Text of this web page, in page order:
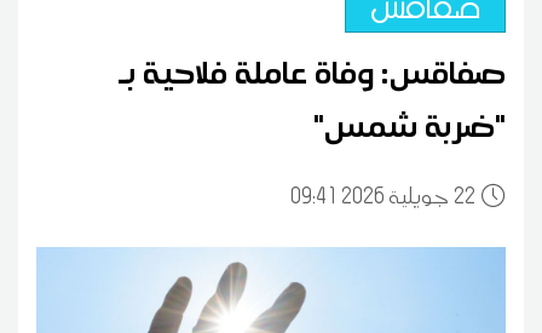
صفاقس: وفاة عاملة فلاحية بـ
"ضربة شمس"
22 09:41 2026 جويلية